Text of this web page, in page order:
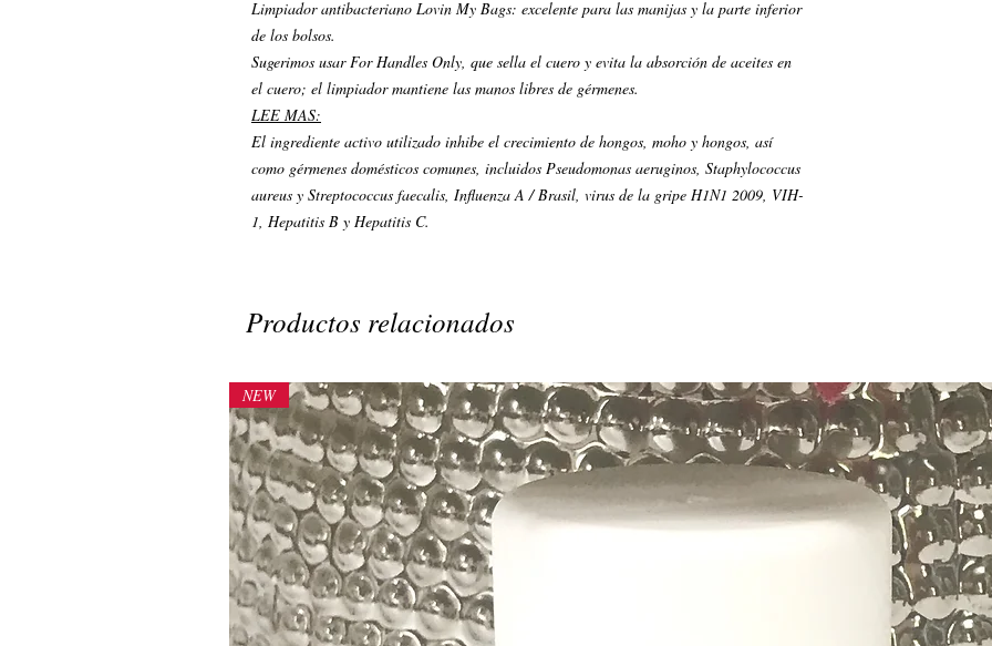
Limpiador antibacteriano Lovin My Bags: excelente para las manijas y la parte inferior
de los bolsos.
Sugerimos usarFor Handles Only, que sella el cuero y evita la absorción de aceites en
el cuero; el limpiador mantiene las manos libres de gérmenes.
LEE MAS:
El ingrediente activo utilizado inhibe el crecimiento de hongos, moho y hongos, así
como gérmenes domésticos comunes, incluidos Pseudomonas aeruginos, Staphylococcus
aureus y Streptococcus faecalis, Influenza A / Brasil, virus de la gripe H1N1 2009, VIH-
1, Hepatitis B y Hepatitis C.
Productos relacionados
NEW